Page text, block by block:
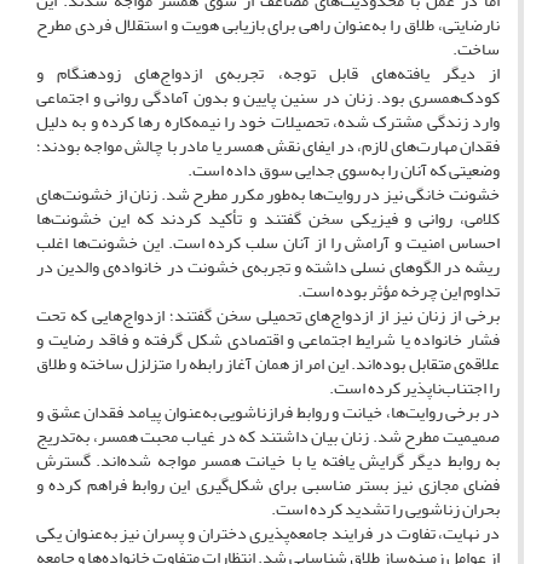
نارضایتی، طلاق را به‌عنوان راهی برای بازیابی هویت و استقلال فردی مطرح
ساخت.
از دیگر یافته‌های قابل توجه، تجربه‌ی ازدواج‌های زودهنگام و
کودک‌همسری بود. زنان در سنین پایین و بدون آمادگی روانی و اجتماعی
وارد زندگی مشترک شده، تحصیلات خود را نیمه‌کاره رها کرده و به دلیل
فقدان مهارت‌های لازم، در ایفای نقش همسر یا مادر با چالش مواجه بودند؛
وضعیتی که آنان را به‌سوی جدایی سوق داده است.
خشونت خانگی نیز در روایت‌ها به‌طور مکرر مطرح شد. زنان از خشونت‌های
کلامی، روانی و فیزیکی سخن گفتند و تأکید کردند که این خشونت‌ها
احساس امنیت و آرامش را از آنان سلب کرده است. این خشونت‌ها اغلب
ریشه در الگوهای نسلی داشته و تجربه‌ی خشونت در خانواده‌ی والدین در
تداوم این چرخه مؤثر بوده است.
برخی از زنان نیز از ازدواج‌های تحمیلی سخن گفتند؛ ازدواج‌هایی که تحت
فشار خانواده یا شرایط اجتماعی و اقتصادی شکل گرفته و فاقد رضایت و
علاقه‌ی متقابل بوده‌اند. این امر از همان آغاز رابطه را متزلزل ساخته و طلاق
را اجتناب‌ناپذیر کرده است.
در برخی روایت‌ها، خیانت و روابط فرازناشویی به‌عنوان پیامد فقدان عشق و
صمیمیت مطرح شد. زنان بیان داشتند که در غیاب محبت همسر، به‌تدریج
به روابط دیگر گرایش یافته یا با خیانت همسر مواجه شده‌اند. گسترش
فضای مجازی نیز بستر مناسبی برای شکل‌گیری این روابط فراهم کرده و
بحران زناشویی را تشدید کرده است.
در نهایت، تفاوت در فرایند جامعه‌پذیری دختران و پسران نیز به‌عنوان یکی
از عوامل زمینه‌ساز طلاق شناسایی شد. انتظارات متفاوت خانواده‌ها و جامعه